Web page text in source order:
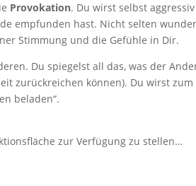
Provokation. Du wirst selbst
empfunden hast. Nicht selten
Stimmung und die Gefühle in Dir.
Du spiegelst all das, was der
zurückreichen können). Du wirst zum
beladen“.
zur Verfügung zu stellen…